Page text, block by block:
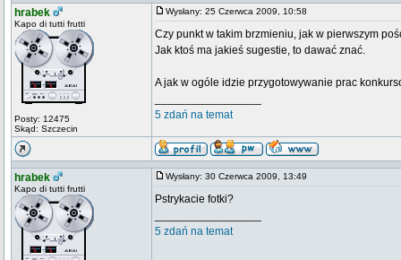
hrabek
Kapo di tutti frutti
Posty: 12475
Skąd: Szczecin
Wysłany: 25 Czerwca 2009, 10:58
Czy punkt w takim brzmieniu, jak w pierwszym
Jak ktoś ma jakieś sugestie, to dawać znać.
A jak w ogóle idzie przygotowywanie prac
5 zdań na temat
hrabek
Kapo di tutti frutti
Wysłany: 30 Czerwca 2009, 13:49
Pstrykacie fotki?
5 zdań na temat